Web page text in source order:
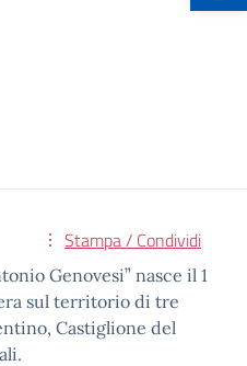
Stampa / Condividi
Genovesi” nasce il 1
sul territorio di tre
Castiglione del